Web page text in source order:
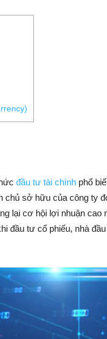
đầu tư tài chính phổ
chủ sở hữu của công
lại cơ hội lợi nhuận
đầu tư cổ phiếu, nhà